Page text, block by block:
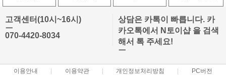
고객센터(10시~16시)
ㅡ
070-4420-8034
상담은 카톡이 빠릅니다. 카
카오톡에서 N토이샵 을 검색
해서 톡 주세요!
ㅡ
이용안내 이용약관 개인정보처리방침 PC버전